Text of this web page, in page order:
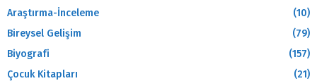
Araştırma-İnceleme
(10)
Bireysel Gelişim
(79)
Biyografi
(157)
Çocuk Kitapları
(21)